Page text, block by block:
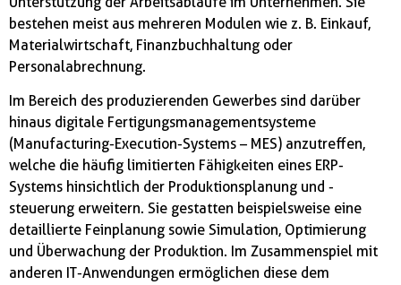
bestehen meist aus mehreren Modulen wie z. B. Einkauf,
Materialwirtschaft, Finanzbuchhaltung oder
Personalabrechnung.
Im Bereich des produzierenden Gewerbes sind darüber
hinaus digitale Fertigungsmanagementsysteme
(Manufacturing-Execution-Systems – MES) anzutreffen,
welche die häufig limitierten Fähigkeiten eines ERP-
Systems hinsichtlich der Produktionsplanung und -
steuerung erweitern. Sie gestatten beispielsweise eine
detaillierte Feinplanung sowie Simulation, Optimierung
und Überwachung der Produktion. Im Zusammenspiel mit
anderen IT-Anwendungen ermöglichen diese dem